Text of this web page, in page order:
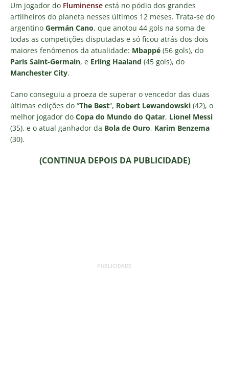
Um jogador do Fluminense está no pódio dos grandes
artilheiros do planeta nesses últimos 12 meses. Trata-se do
argentino Germán Cano, que anotou 44 gols na soma de
todas as competições disputadas e só ficou atrás dos dois
maiores fenômenos da atualidade: Mbappé (56 gols), do
Paris Saint-Germain, e Erling Haaland (45 gols), do
Manchester City.
Cano conseguiu a proeza de superar o vencedor das duas
últimas edições do “The Best“, Robert Lewandowski (42), o
melhor jogador do Copa do Mundo do Qatar, Lionel Messi
(35), e o atual ganhador da Bola de Ouro, Karim Benzema
(30).
(CONTINUA DEPOIS DA PUBLICIDADE)
PUBLICIDADE